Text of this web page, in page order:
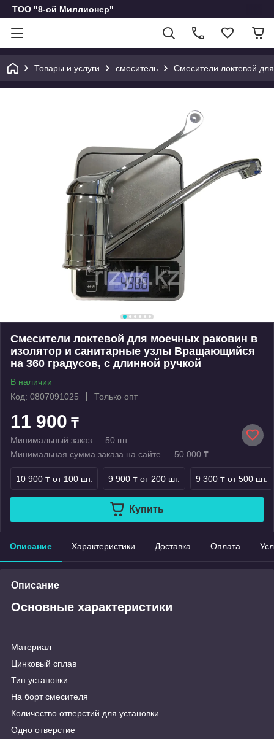
ТОО "8-ой Миллионер"
Товары и услуги смеситель Смесители локтевой
Смесители локтевой для моечных раковин в
изолятор и санитарные узлы Вращающийся
на 360 градусов, с длинной ручкой
В наличии
Код: 0807091025
Только опт
11 900 ₸
Минимальный заказ — 50 шт.
Минимальная сумма заказа на сайте — 50 000 ₸
10 900 ₸ от 100 шт. 9 900 ₸ от 200 шт. 9 300 ₸ от 500 шт.
Купить
Описание Характеристики Доставка Оплата
Описание
Основные характеристики
Материал
Цинковый сплав
Тип установки
На борт смесителя
Количество отверстий для установки
Одно отверстие